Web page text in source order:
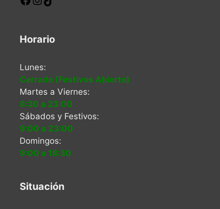
Horario
Lunes:
Cerrado (Festivos Abierto)
Martes a Viernes:
8:30 a 23:00
Sábados y Festivos:
9:00 a 23:00
Domingos:
9:00 a 18:30
Situación